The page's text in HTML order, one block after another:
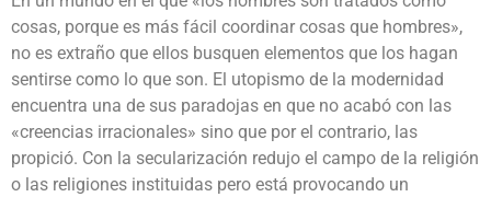
cosas, porque es más fácil coordinar cosas que hombres»,
no es extraño que ellos busquen elementos que los hagan
sentirse como lo que son. El utopismo de la modernidad
encuentra una de sus paradojas en que no acabó con las
«creencias irracionales» sino que por el contrario, las
propició. Con la secularización redujo el campo de la religión
o las religiones instituidas pero está provocando un